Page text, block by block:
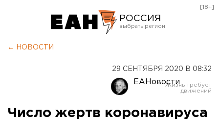
РОССИЯ
Оренбург
[18+]
← НОВОСТИ
29 СЕНТЯБРЯ 2020 В 08:32
ЕАНовости
Число жертв коронавируса